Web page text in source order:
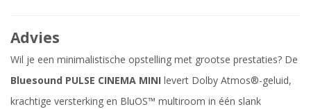
Advies
Wil je een minimalistische opstelling met grootse prestaties? De
Bluesound PULSE CINEMA MINI levert Dolby Atmos®-geluid,
krachtige versterking en BluOS™ multiroom in één slank